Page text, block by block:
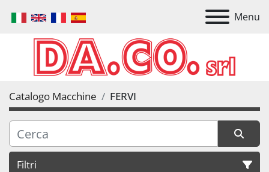
Menu
Catalogo Macchine FERVI
Filtri